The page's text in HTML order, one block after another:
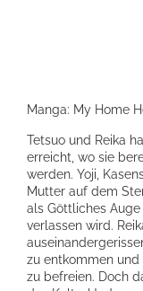
Manga: My Home
Tetsuo und Reika
erreicht, wo sie
werden. Yoji,
Mutter auf dem
als Göttliches
verlassen wird.
zu entkommen
zu befreien. Doch